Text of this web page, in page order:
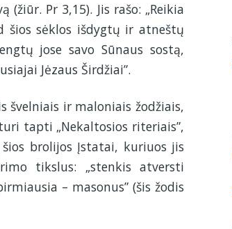
Pr 3,15). Jis rašo: „Reikia
šios sėklos išdygtų ir atneštų
jose savo Sūnaus sostą,
Jėzaus Širdžiai”.
ir maloniais žodžiais,
tapti „Nekaltosios riteriais”,
brolijos Įstatai, kuriuos jis
tikslus: „stenkis atversti
– masonus” (šis žodis